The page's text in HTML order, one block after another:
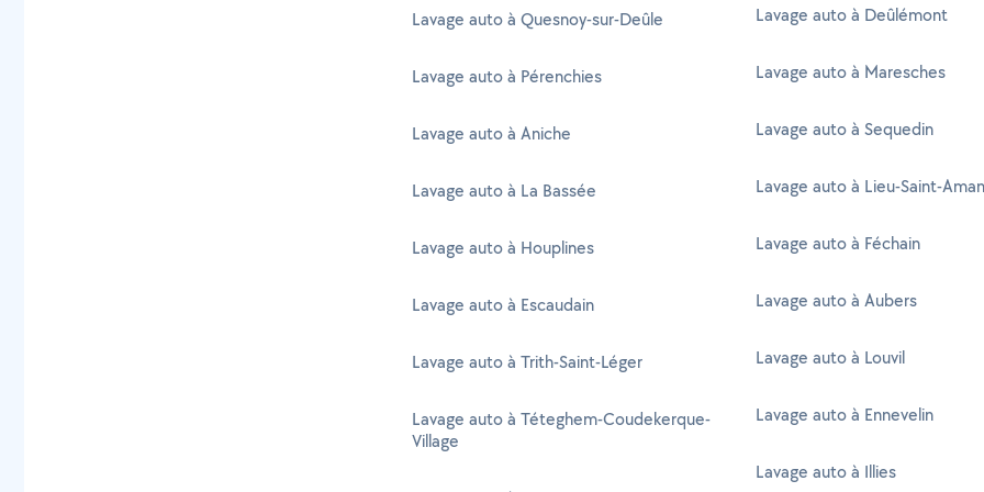
Lavage auto à Quesnoy-sur-Deûle
Lavage auto à Pérenchies
Lavage auto à Aniche
Lavage auto à La Bassée
Lavage auto à Houplines
Lavage auto à Escaudain
Lavage auto à Trith-Saint-Léger
Lavage auto à Téteghem-Coudekerque-
Village
Lavage auto à Deûlémont
Lavage auto à Maresches
Lavage auto à Sequedin
Lavage auto à Lieu-Saint-
Lavage auto à Féchain
Lavage auto à Aubers
Lavage auto à Louvil
Lavage auto à Ennevelin
Lavage auto à Illies